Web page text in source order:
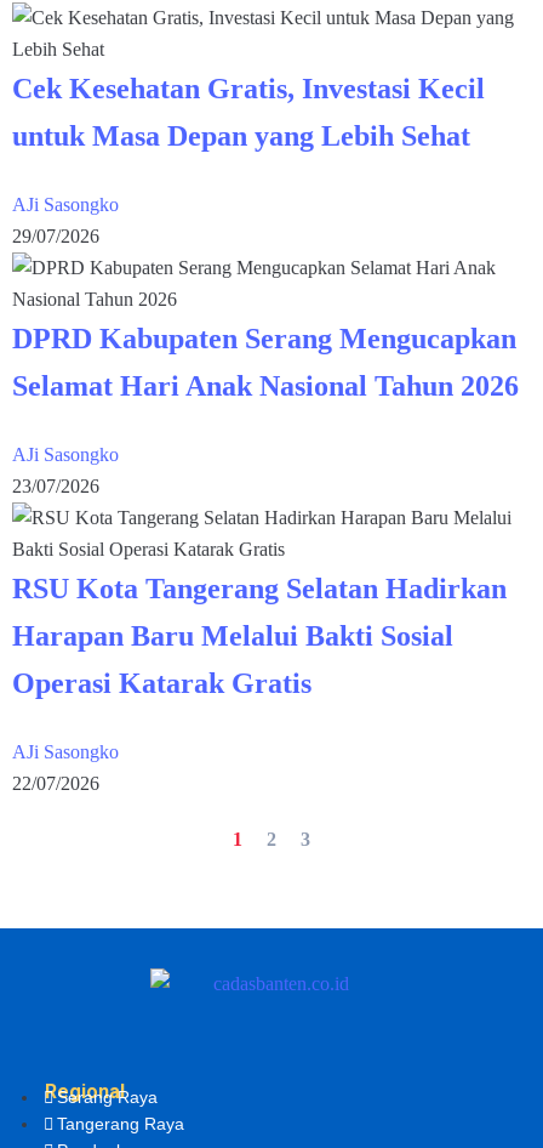
Cek Kesehatan Gratis, Investasi Kecil
untuk Masa Depan yang Lebih Sehat
AJi Sasongko
29/07/2026
DPRD Kabupaten Serang Mengucapkan
Selamat Hari Anak Nasional Tahun 2026
AJi Sasongko
23/07/2026
RSU Kota Tangerang Selatan Hadirkan
Harapan Baru Melalui Bakti Sosial
Operasi Katarak Gratis
AJi Sasongko
22/07/2026
1 2 3
Regional
Serang Raya
Tangerang Raya